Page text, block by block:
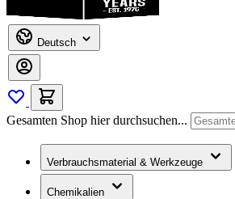
Deutsch
Gesamten Shop hier durchsuchen...
Verbrauchsmaterial & Werkzeuge
Chemikalien